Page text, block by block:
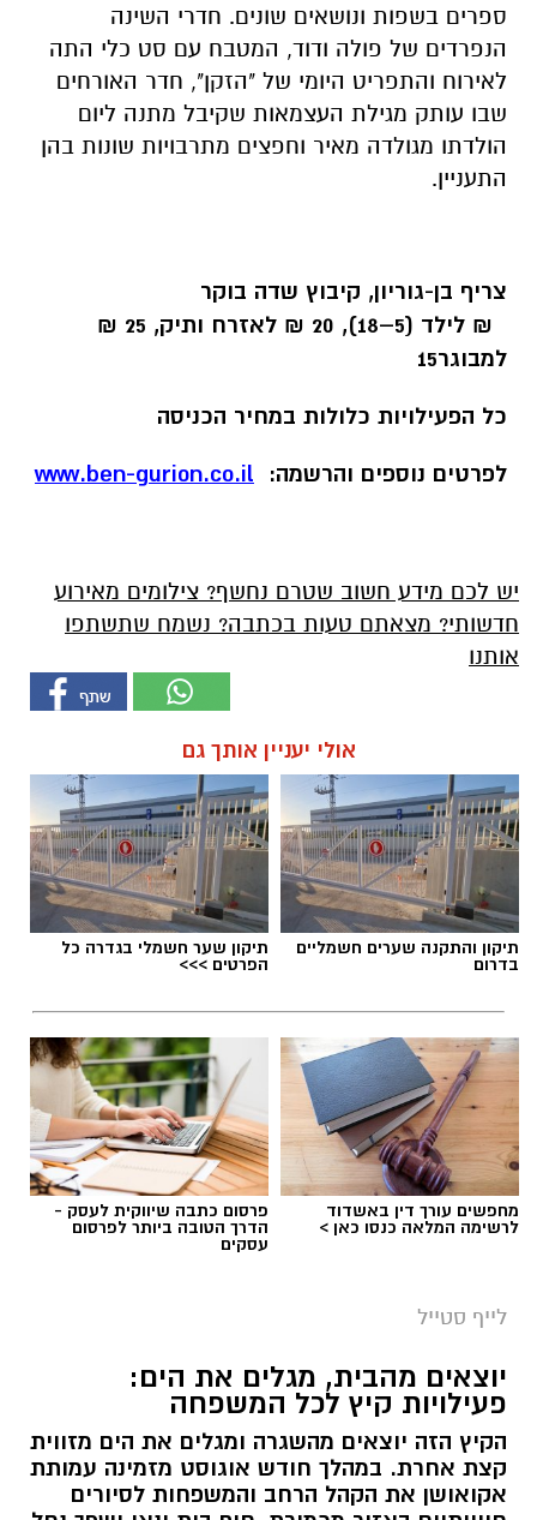
ספרים בשפות ונושאים שונים. חדרי השינה
הנפרדים של פולה ודוד, המטבח עם סט כלי התה
לאירוח והתפריט היומי של "הזקן", חדר האורחים
שבו עותק מגילת העצמאות שקיבל מתנה ליום
הולדתו מגולדה מאיר וחפצים מתרבויות שונות בהן
התעניין.
צריף בן-גוריון, קיבוץ שדה בוקר
₪ לילד (5–18), 20 ₪ לאזרח ותיק, 25 ₪
למבוגר15
כל הפעילויות כלולות במחיר הכניסה
לפרטים נוספים והרשמה: www.ben-gurion.co.il
יש לכם מידע חשוב שטרם נחשף? צילומים מאירוע
חדשותי? מצאתם טעות בכתבה? נשמח שתשתפו
אותנו
אולי יעניין אותך גם
תיקון והתקנה שערים חשמליים
בדרום
תיקון שער חשמלי בגדרה כל
הפרטים >>>
מחפשים עורך דין באשדוד
לרשימה המלאה כנסו כאן >
פרסום כתבה שיווקית לעסק -
הדרך הטובה ביותר לפרסום
עסקים
לייף סטייל
יוצאים מהבית, מגלים את הים:
פעילויות קיץ לכל המשפחה
הקיץ הזה יוצאים מהשגרה ומגלים את הים מזווית
קצת אחרת. במהלך חודש אוגוסט מזמינה עמותת
אקואושן את הקהל הרחב והמשפחות לסיורים